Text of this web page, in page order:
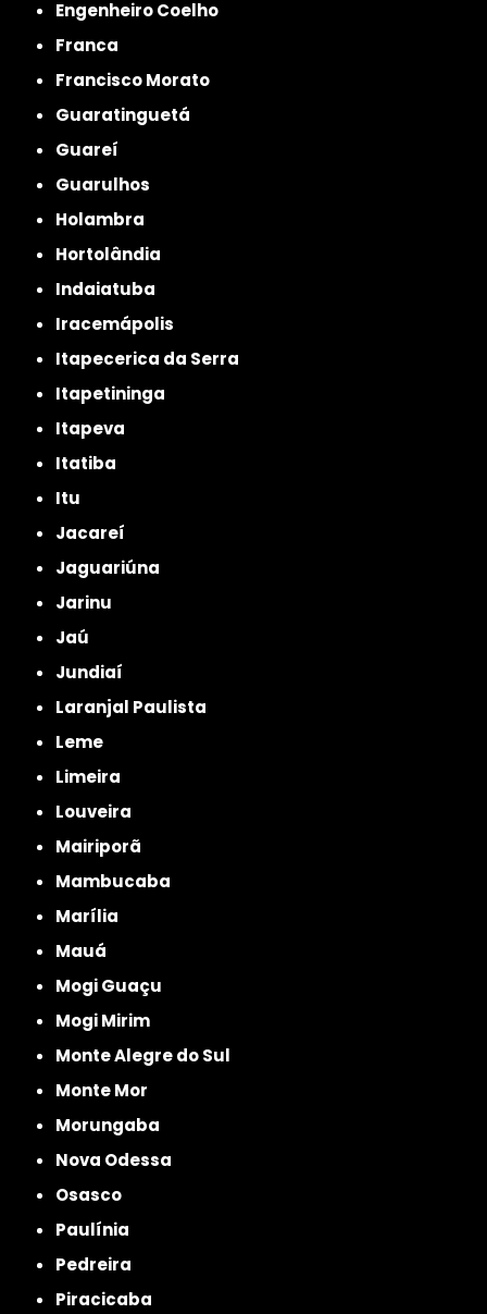
Engenheiro Coelho
Franca
Francisco Morato
Guaratinguetá
Guareí
Guarulhos
Holambra
Hortolândia
Indaiatuba
Iracemápolis
Itapecerica da Serra
Itapetininga
Itapeva
Itatiba
Itu
Jacareí
Jaguariúna
Jarinu
Jaú
Jundiaí
Laranjal Paulista
Leme
Limeira
Louveira
Mairiporã
Mambucaba
Marília
Mauá
Mogi Guaçu
Mogi Mirim
Monte Alegre do Sul
Monte Mor
Morungaba
Nova Odessa
Osasco
Paulínia
Pedreira
Piracicaba